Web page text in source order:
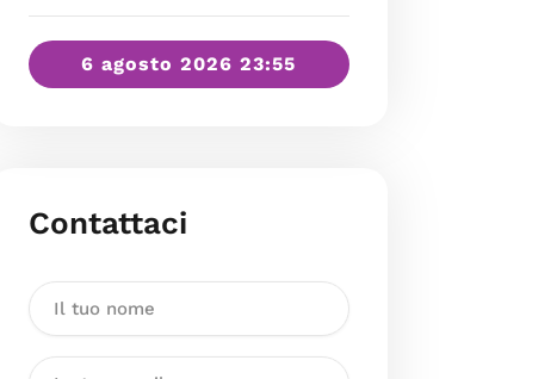
6 agosto 2026 23:55
Contattaci